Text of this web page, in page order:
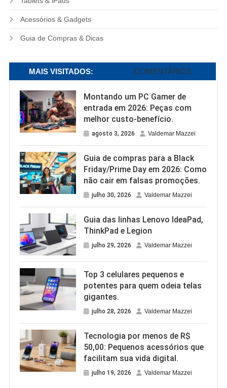
Acessórios & Gadgets
Guia de Compras & Dicas
MAIS VISITADOS: COMENTÁRIOS:
Montando um PC Gamer de
entrada em 2026: Peças com
melhor custo-benefício.
agosto 3, 2026 Valdemar Mazzei
Guia de compras para a Black
Friday/Prime Day em 2026: Como
não cair em falsas promoções.
julho 30, 2026 Valdemar Mazzei
Guia das linhas Lenovo IdeaPad,
ThinkPad e Legion
julho 29, 2026 Valdemar Mazzei
Top 3 celulares pequenos e
potentes para quem odeia telas
gigantes.
julho 28, 2026 Valdemar Mazzei
Tecnologia por menos de R$
50,00: Pequenos acessórios que
facilitam sua vida digital.
julho 19, 2026 Valdemar Mazzei